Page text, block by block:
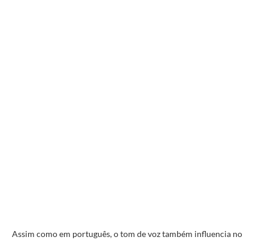
Assim como em português, o tom de voz também influencia no